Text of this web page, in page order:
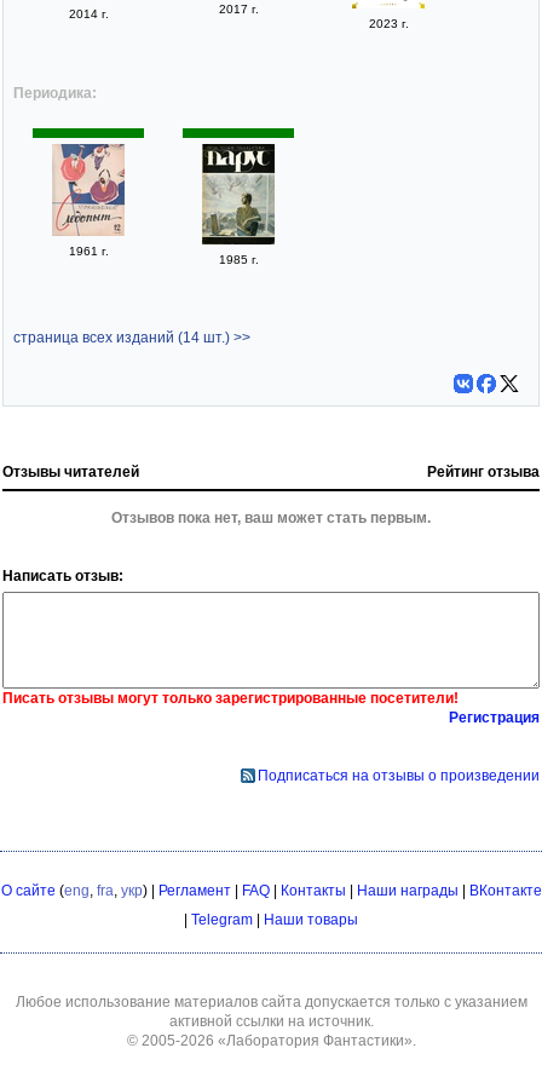
2014 г.
2017 г.
2023 г.
Периодика:
1961 г.
1985 г.
страница всех изданий (14 шт.) >>
Отзывы читателей Рейтинг отзыва
Отзывов пока нет, ваш может стать первым.
Написать отзыв:
Писать отзывы могут только зарегистрированные посетители!
Регистрация
Подписаться на отзывы о произведении
О сайте (eng fra укр) | Регламент| FAQ| Контакты | Наши награды | ВКонтакте
| Telegram | Наши товары
Любое использование материалов сайта допускается только с указанием
активной ссылки на источник.
© 2005-2026 «Лаборатория Фантастики»